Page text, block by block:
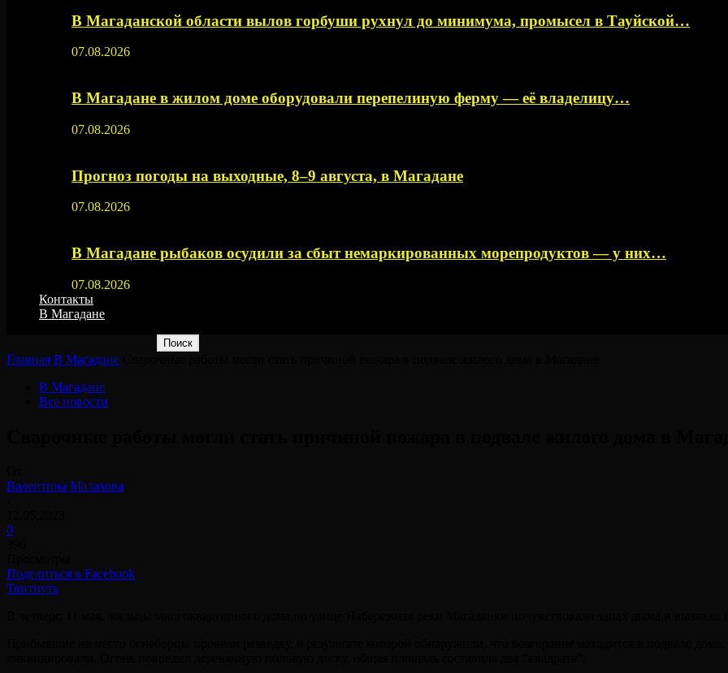
В Магаданской области вылов горбуши рухнул до минимума, промысел в Тауйской…
07.08.2026
В Магадане в жилом доме оборудовали перепелиную ферму — её владелицу…
07.08.2026
Прогноз погоды на выходные, 8–9 августа, в Магадане
07.08.2026
В Магадане рыбаков осудили за сбыт немаркированных морепродуктов — у них…
07.08.2026
Контакты
В Магадане
Главная В Магадане
В Магадане
Все новости
Валентина Малахова
0
Поделиться в Facebook
Твитнуть